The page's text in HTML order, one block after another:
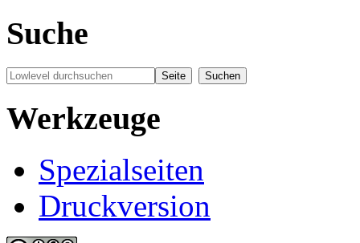
Suche
Werkzeuge
Spezialseiten
Druckversion